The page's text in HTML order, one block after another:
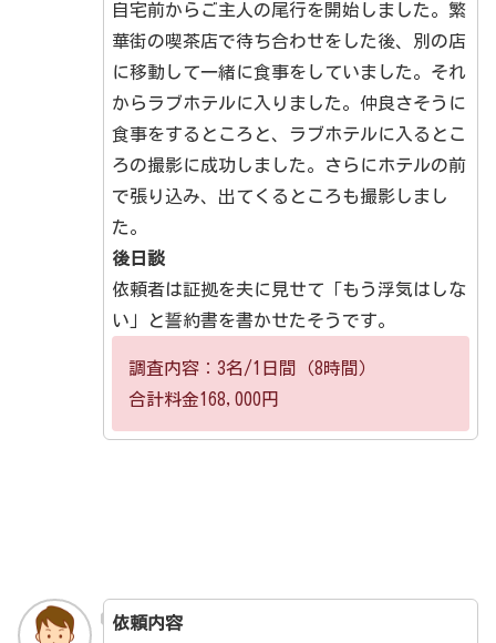
自宅前からご主人の尾行を開始しました。繁
華街の喫茶店で待ち合わせをした後、別の店
に移動して一緒に食事をしていました。それ
からラブホテルに入りました。仲良さそうに
食事をするところと、ラブホテルに入るとこ
ろの撮影に成功しました。さらにホテルの前
で張り込み、出てくるところも撮影しまし
た。
後日談
依頼者は証拠を夫に見せて「もう浮気はしな
い」と誓約書を書かせたそうです。
調査内容：3名/1日間（8時間）
合計料金168,000円
依頼内容